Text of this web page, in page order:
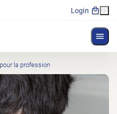
Login
la profession